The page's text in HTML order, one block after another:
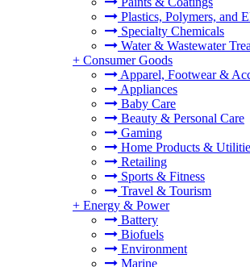
Plastics, Polymers, and
Specialty Chemicals
Water & Wastewater
+ Consumer Goods
Apparel, Footwear &
Appliances
Baby Care
Beauty & Personal Care
Gaming
Home Products &
Retailing
Sports & Fitness
Travel & Tourism
+ Energy & Power
Battery
Biofuels
Environment
Marine